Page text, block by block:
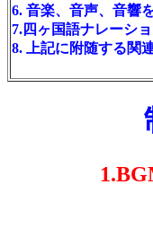
6. 音楽、音声、音響
7.四ヶ国語ナレーシ
8. 上記に附随する関